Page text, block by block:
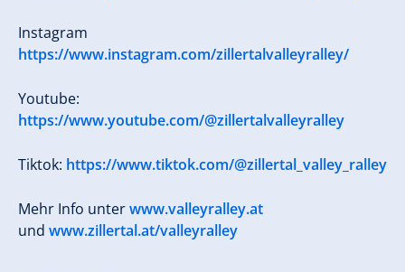
Instagram
https://www.instagram.com/zillertalvalleyralley/
Youtube:
https://www.youtube.com/@zillertalvalleyralley
Tiktok: https://www.tiktok.com/@zillertal_valley_ralley
Mehr Info unterwww.valleyralley.at
und www.zillertal.at/valleyralley